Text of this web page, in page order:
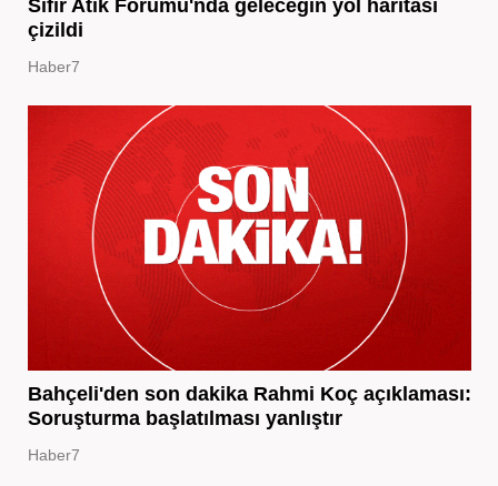
Sıfır Atık Forumu'nda geleceğin yol haritası
çizildi
Haber7
Bahçeli'den son dakika Rahmi Koç açıklaması:
Soruşturma başlatılması yanlıştır
Haber7